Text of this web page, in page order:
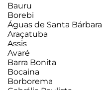
Bauru
Borebi
Águas de Santa Bárbara
Araçatuba
Assis
Avaré
Barra Bonita
Bocaina
Borborema